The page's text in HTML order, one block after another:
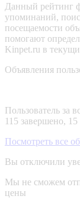
Данный рейтинг
упоминаний,
посещаемости
помогают
Kinpet.ru в
Объявления
Пользователь за
115 завершено,
Посмотреть все
Вы отключили
Мы не сможем
цены